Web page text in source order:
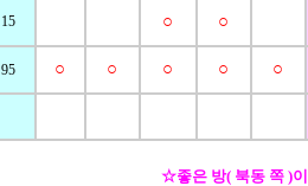
15 ○ ○
95 ○ ○ ○ ○ ○
☆좋은 방( 북동 쪽 )